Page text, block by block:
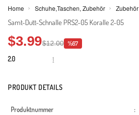
Home > Schuhe,Taschen, Zubehör > Zubehör
Samt-Dutt-Schnalle PRS2-05 Koralle 2-05
$3.99$12.00 %67
2.0 1
PRODUKT DETAILS
Produktnummer :